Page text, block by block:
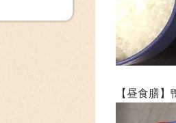
【昼食膳